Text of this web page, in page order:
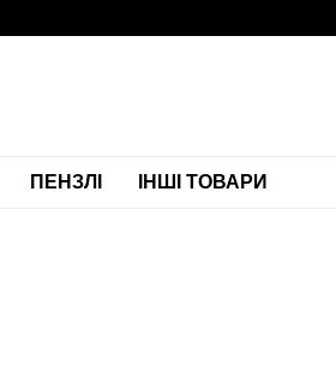
ПЕНЗЛІ ІНШІ ТОВАРИ